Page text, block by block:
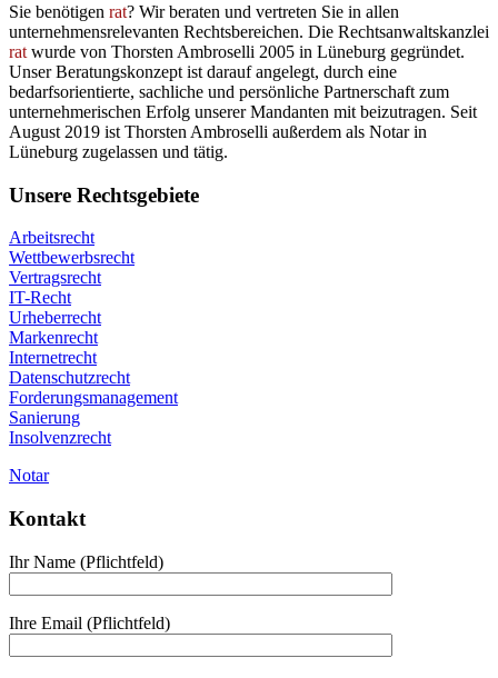
Sie benötigen rat? Wir beraten und vertreten Sie in allen
unternehmensrelevanten Rechtsbereichen. Die Rechtsanwaltskanzlei
rat wurde von Thorsten Ambroselli 2005 in Lüneburg gegründet.
Unser Beratungskonzept ist darauf angelegt, durch eine
bedarfsorientierte, sachliche und persönliche Partnerschaft zum
unternehmerischen Erfolg unserer Mandanten mit beizutragen. Seit
August 2019 ist Thorsten Ambroselli außerdem als Notar in
Lüneburg zugelassen und tätig.
Unsere Rechtsgebiete
Arbeitsrecht
Wettbewerbsrecht
Vertragsrecht
IT-Recht
Urheberrecht
Markenrecht
Internetrecht
Datenschutzrecht
Forderungsmanagement
Sanierung
Insolvenzrecht
Notar
Kontakt
Ihr Name (Pflichtfeld)
Ihre Email (Pflichtfeld)